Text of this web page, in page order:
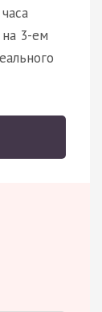
3-ем